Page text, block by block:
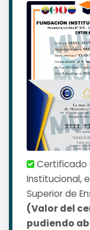
Certificado
Institucional,
Superior de
(Valor del
pudiendo